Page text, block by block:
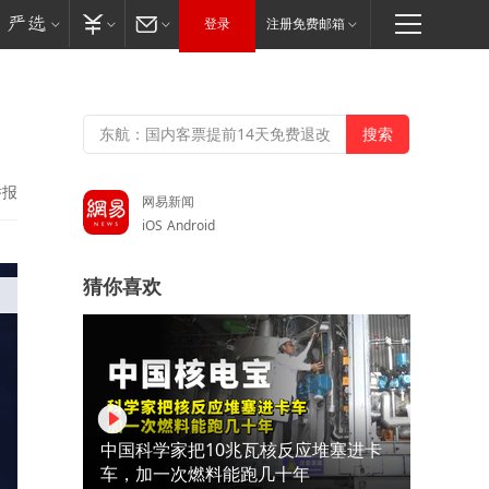
登录 注册免费邮箱
网易新闻
iOS Android
猜你喜欢
中国科学家把10兆瓦核反应堆塞进卡
车，加一次燃料能跑几十年